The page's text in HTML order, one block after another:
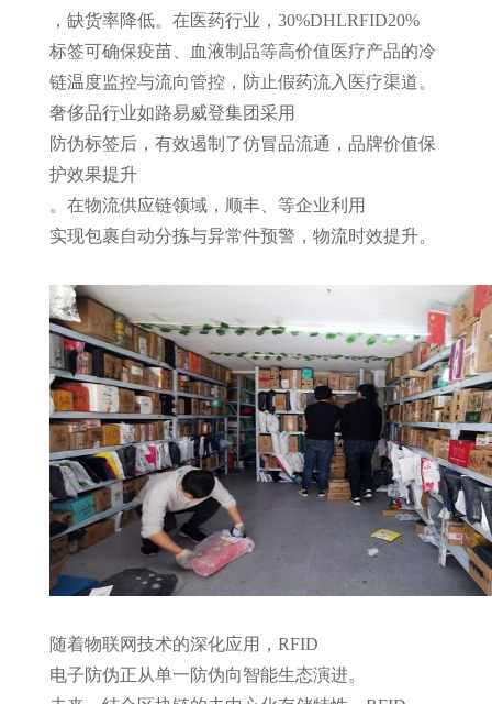
，缺货率降低。在医药行业，
标签可确保疫苗、血液制品等高价值医疗产品的冷
链温度监控与流向管控，防止假药流入医疗渠道。
奢侈品行业如路易威登集团采用
防伪标签后，有效遏制了仿冒品流通，品牌价值保
护效果提升
30%
。在物流供应链领域，顺丰、
DHL
等企业利用
RFID
实现包裹自动分拣与异常件预警，物流时效提升
20%
。
随着物联网技术的深化应用， RFID
电子防伪正从单一防伪向智能生态演进。